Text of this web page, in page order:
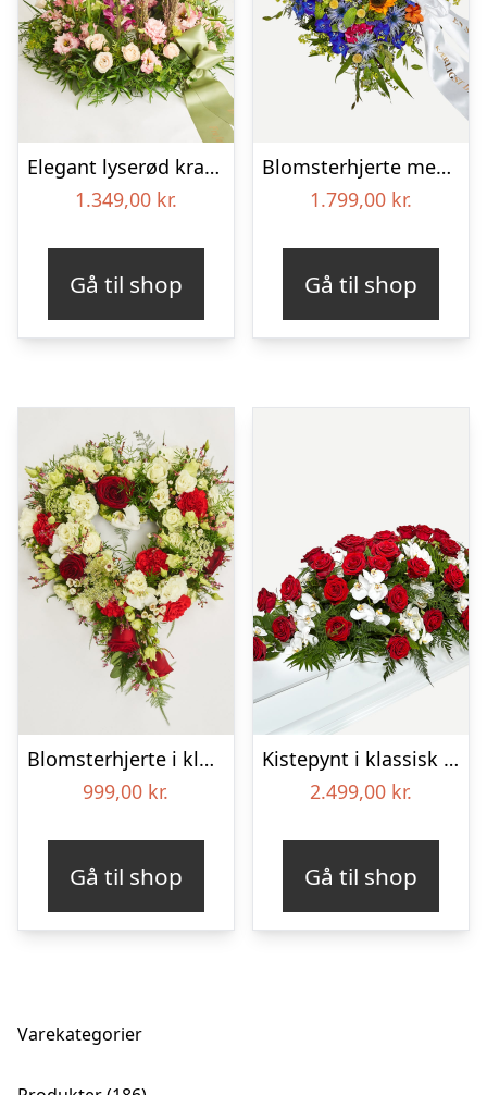
Elegant lyserød krans med bånd
1.349,00 kr.
Gå til shop
Blomsterhjerte med bånd – Et farverigt farvel
1.799,00 kr.
Gå til shop
Blomsterhjerte i klassisk stil – rød og hvid
999,00 kr.
Gå til shop
Kistepynt i klassisk stil – rød og hvid
2.499,00 kr.
Gå til shop
Varekategorier